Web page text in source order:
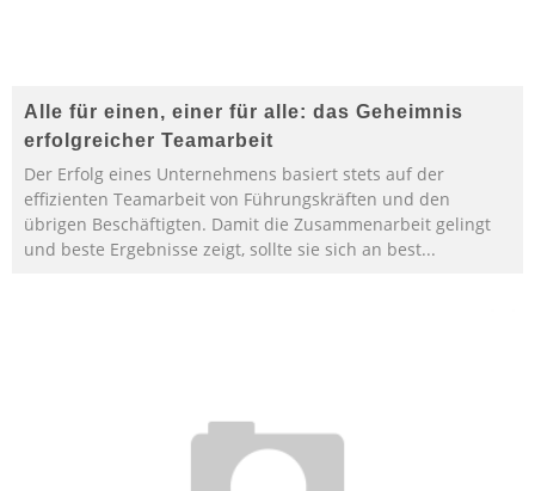
Alle für einen, einer für alle: das Geheimnis
erfolgreicher Teamarbeit
Der Erfolg eines Unternehmens basiert stets auf der
effizienten Teamarbeit von Führungskräften und den
übrigen Beschäftigten. Damit die Zusammenarbeit gelingt
und beste Ergebnisse zeigt, sollte sie sich an best...